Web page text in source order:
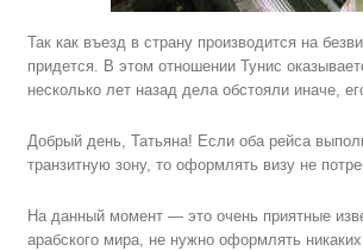
Так как въезд в страну производится на
придется. В этом отношении Тунис
несколько лет назад дела обстояли иначе,
Добрый день, Татьяна! Если оба рейса
транзитную зону, то оформлять визу не
На данный момент — это очень приятные
арабского мира, не нужно оформлять